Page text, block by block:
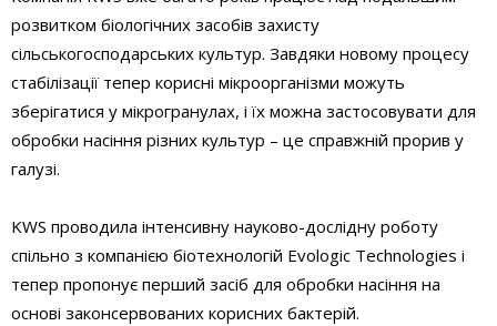
розвитком біологічних засобів захисту
сільськогосподарських культур. Завдяки новому процесу
стабілізації тепер корисні мікроорганізми можуть
зберігатися у мікрогранулах, і їх можна застосовувати для
обробки насіння різних культур – це справжній прорив у
галузі.
KWS проводила інтенсивну науково-дослідну роботу
спільно з компанією біотехнологій Evologic Technologies і
тепер пропонує перший засіб для обробки насіння на
основі законсервованих корисних бактерій.